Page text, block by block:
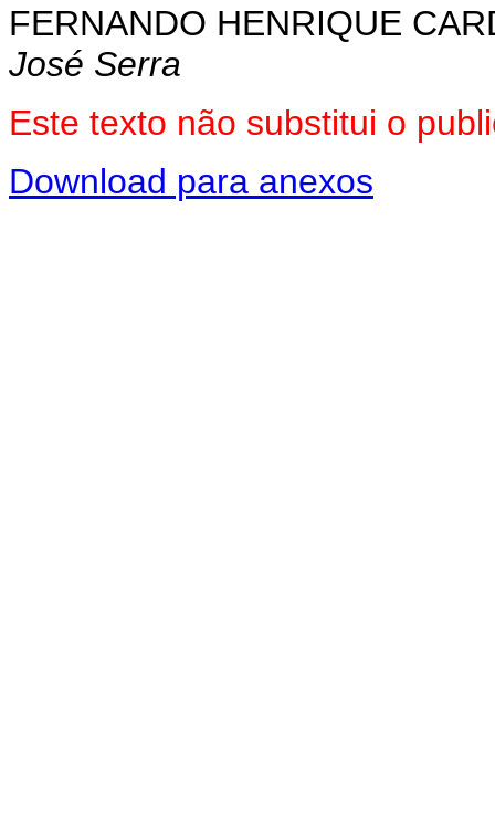
FERNANDO HENRIQUE
José Serra
Este texto não substitui o
Download para anexos